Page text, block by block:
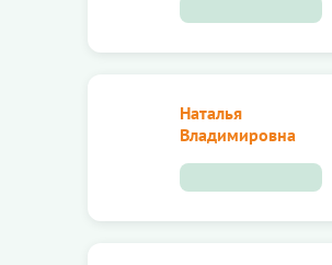
Наталья
Владимировна